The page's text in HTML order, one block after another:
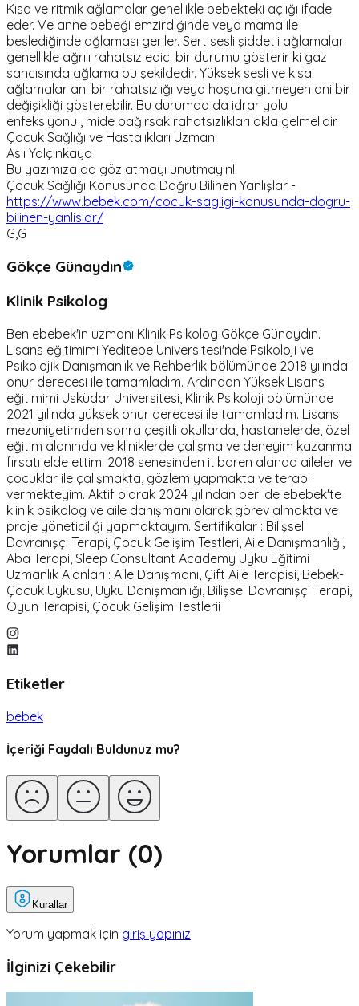
Kısa ve ritmik ağlamalar genellikle bebekteki açlığı ifade
eder. Ve anne bebeği emzirdiğinde veya mama ile
beslediğinde ağlaması geriler. Sert sesli şiddetli ağlamalar
genellikle ağrılı rahatsız edici bir durumu gösterir ki gaz
sancısında ağlama bu şekildedir. Yüksek sesli ve kısa
ağlamalar ani bir rahatsızlığı veya hoşuna gitmeyen ani bir
değişikliği gösterebilir. Bu durumda da idrar yolu
enfeksiyonu , mide bağırsak rahatsızlıkları akla gelmelidir.
Çocuk Sağlığı ve Hastalıkları Uzmanı
Aslı Yalçınkaya
Bu yazımıza da göz atmayı unutmayın!
Çocuk Sağlığı Konusunda Doğru Bilinen Yanlışlar -
https://www.bebek.com/cocuk-sagligi-konusunda-dogru-
bilinen-yanlislar/
G,G
Gökçe Günaydın
Klinik Psikolog
Ben ebebek'in uzmanı Klinik Psikolog Gökçe Günaydın.
Lisans eğitimimi Yeditepe Üniversitesi'nde Psikoloji ve
Psikolojik Danışmanlık ve Rehberlik bölümünde 2018 yılında
onur derecesi ile tamamladım. Ardından Yüksek Lisans
eğitimimi Üsküdar Üniversitesi, Klinik Psikoloji bölümünde
2021 yılında yüksek onur derecesi ile tamamladım. Lisans
mezuniyetimden sonra çeşitli okullarda, hastanelerde, özel
eğitim alanında ve kliniklerde çalışma ve deneyim kazanma
fırsatı elde ettim. 2018 senesinden itibaren alanda aileler ve
çocuklar ile çalışmakta, gözlem yapmakta ve terapi
vermekteyim. Aktif olarak 2024 yılından beri de ebebek'te
klinik psikolog ve aile danışmanı olarak görev almakta ve
proje yöneticiliği yapmaktayım. Sertifikalar : Bilişsel
Davranışçı Terapi, Çocuk Gelişim Testleri, Aile Danışmanlığı,
Aba Terapi, Sleep Consultant Academy Uyku Eğitimi
Uzmanlık Alanları : Aile Danışmanı, Çift Aile Terapisi, Bebek-
Çocuk Uykusu, Uyku Danışmanlığı, Bilişsel Davranışçı Terapi,
Oyun Terapisi, Çocuk Gelişim Testlerii
Etiketler
bebek
İçeriği Faydalı Buldunuz mu?
Yorumlar (0)
Kurallar
Yorum yapmak için giriş yapınız
İlginizi Çekebilir